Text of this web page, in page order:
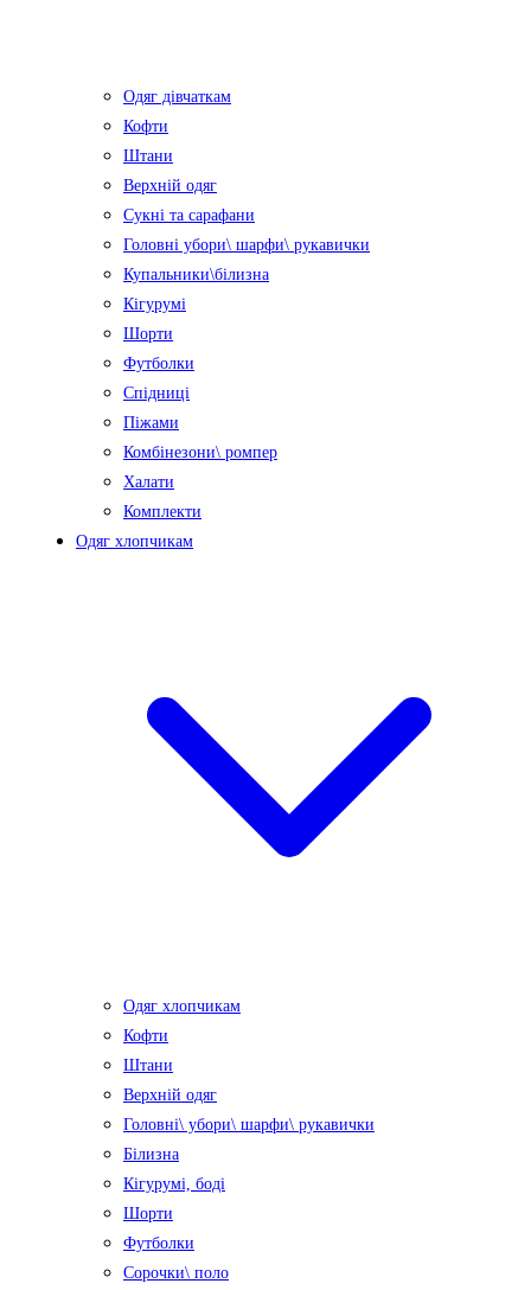
Одяг дівчаткам
Кофти
Штани
Верхній одяг
Сукні та сарафани
Головні убори\ шарфи\ рукавички
Купальники\білизна
Кігурумі
Шорти
Футболки
Спідниці
Піжами
Комбінезони\ ромпер
Халати
Комплекти
Одяг хлопчикам
Одяг хлопчикам
Кофти
Штани
Верхній одяг
Головні\ убори\ шарфи\ рукавички
Білизна
Кігурумі, боді
Шорти
Футболки
Сорочки\ поло